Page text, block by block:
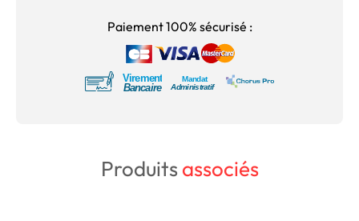
Paiement 100% sécurisé :
Produitsassociés